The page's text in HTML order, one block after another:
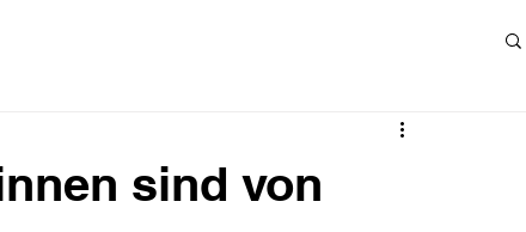
sind von